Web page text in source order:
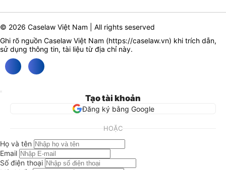
© 2026 Caselaw Việt Nam | All rights seserved
Ghi rõ nguồn Caselaw Việt Nam (https://caselaw.vn) khi trích dẫn,
sử dụng thông tin, tài liệu từ địa chỉ này.
Tạo tài khoản
Đăng ký bằng Google
HOẶC
Họ và tên
Email
Số điện thoại